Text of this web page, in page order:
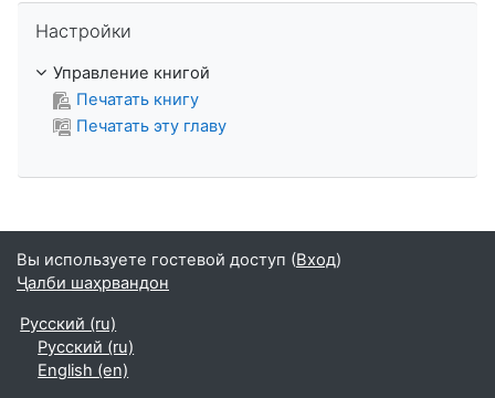
Настройки
Управление книгой
Печатать книгу
Печатать эту главу
Вы используете гостевой доступ (Вход)
Ҷалби шаҳрвандон
Русский ‎(ru)‎
Русский ‎(ru)‎
English ‎(en)‎